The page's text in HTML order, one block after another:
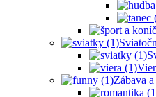
Zábava